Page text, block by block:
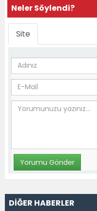
Neler Söylendi?
Site
DİĞER HABERLER